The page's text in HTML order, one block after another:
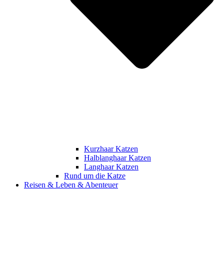
Kurzhaar Katzen
Halblanghaar Katzen
Langhaar Katzen
Rund um die Katze
Reisen & Leben & Abenteuer